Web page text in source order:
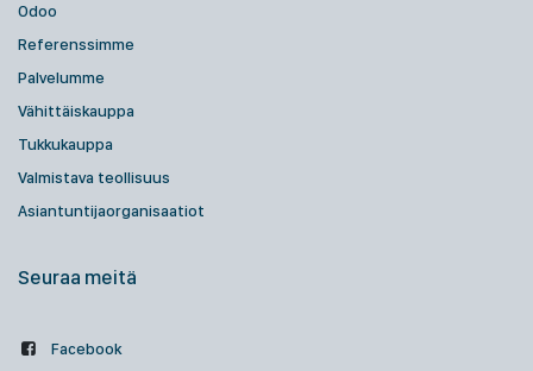
Odoo
Referenssimme
Palvelumme
Vähittäiskauppa
Tukkukauppa
Valmistava teollisuus
Asiantuntijaorganisaatiot
Seuraa meitä
Facebook